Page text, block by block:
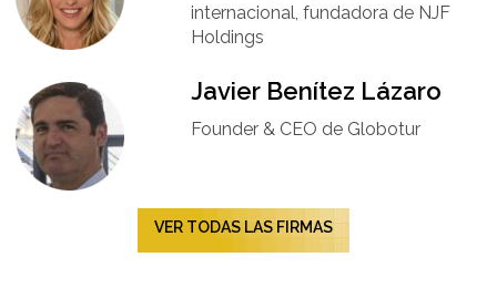
internacional, fundadora de NJF
Holdings
Javier Benítez Lázaro
Founder & CEO de Globotur​
VER TODAS LAS FIRMAS